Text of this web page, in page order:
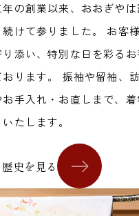
の創業以来、おおぎや
けて参りました。 お客
添い、特別な日を彩る
ります。 振袖や留袖、
手入れ・お直しまで、
たします。
史を見る